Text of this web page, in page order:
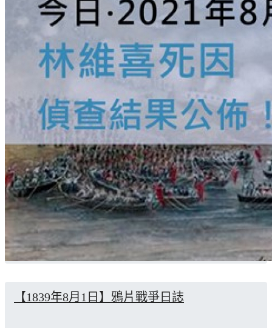
【1839年8月1日】鴉片戰爭日誌